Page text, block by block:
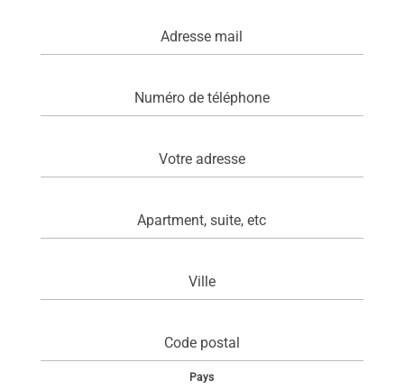
Adresse mail
Numéro de téléphone
Votre adresse
Apartment, suite, etc
Ville
Code postal
Pays